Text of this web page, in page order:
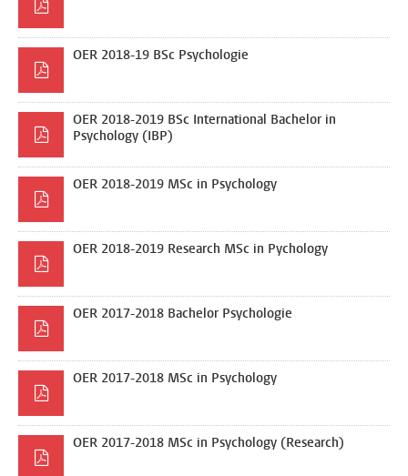
OER 2018-19 BSc Psychologie
OER 2018-2019 BSc International Bachelor in
Psychology (IBP)
OER 2018-2019 MSc in Psychology
OER 2018-2019 Research MSc in Pychology
OER 2017-2018 Bachelor Psychologie
OER 2017-2018 MSc in Psychology
OER 2017-2018 MSc in Psychology (Research)